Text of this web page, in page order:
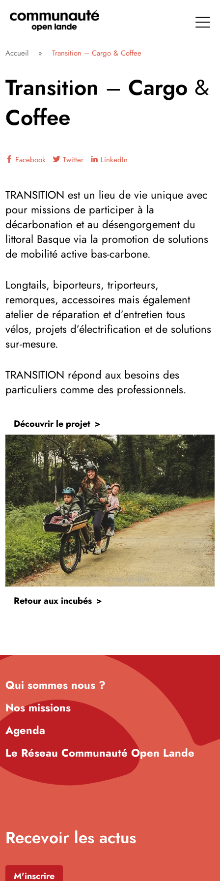
directement
contenu
Communauté Open Lande
Accueil » Transition – Cargo & Coffee
Transition – Cargo &
Coffee
Facebook Twitter LinkedIn
TRANSITION est un lieu de vie unique avec
pour missions de participer à la
décarbonation et au désengorgement du
littoral Basque via la promotion de solutions
de mobilité active bas-carbone.
Longtails, biporteurs, triporteurs,
remorques, accessoires mais également
atelier de réparation et d’entretien tous
vélos, projets d’électrification et de solutions
sur-mesure.
TRANSITION répond aux besoins des
particuliers comme des professionnels.
Découvrir le projet
Retour aux incubés
Qui sommes nous ?
Nos missions
Agenda
Le Réseau Communauté Open Lande
Recevoir les actus
M'inscrire